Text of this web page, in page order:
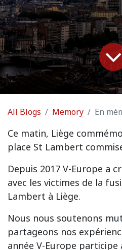
All Blogs Memory En
Ce matin, Liège
place St Lambert
Depuis 2017 V-Europe a
avec les victimes de la
Lambert à Liège.
Nous nous soutenons
partageons nos
année V-Europe participe